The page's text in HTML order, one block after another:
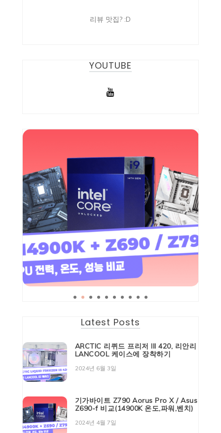
리뷰 맛집? :D
YOUTUBE
Latest Posts
ARCTIC 리퀴드 프리저 III 420, 리안리
LANCOOL 케이스에 장착하기
2024년 6월 3일
기가바이트 Z790 Aorus Pro X / Asus
Z690-f 비교(14900K 온도,파워,벤치)
2024년 4월 7일